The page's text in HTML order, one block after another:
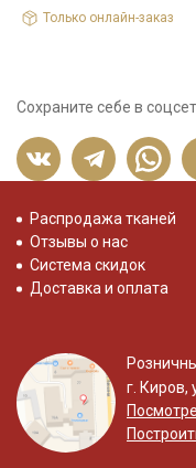
Только онлайн-заказ
Сохраните себе в
Распродажа тканей
Отзывы о нас
Система скидок
Доставка и оплата
г. Киров,